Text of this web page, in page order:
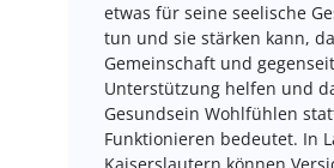
etwas für seine seelische
tun und sie stärken kann,
Gemeinschaft und
Unterstützung helfen und
Gesundsein Wohlfühlen
Funktionieren bedeutet. In